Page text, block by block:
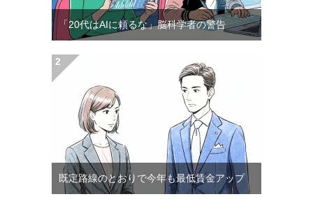
「20代はAIに頼るな」脳科学者の警告
既定路線のとおりで今年も最低賃金アップ